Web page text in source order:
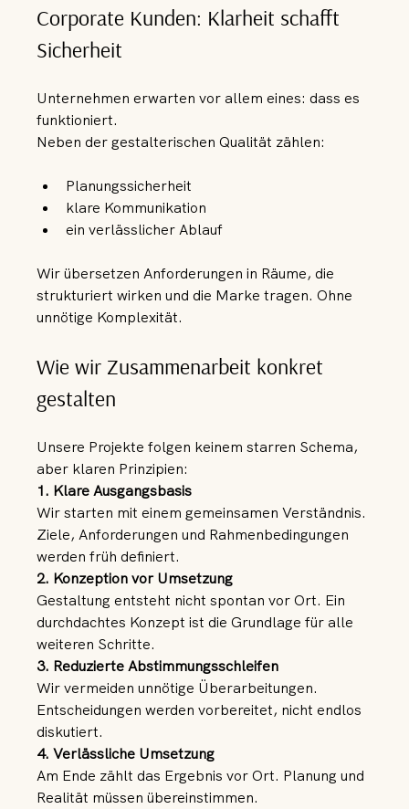
Corporate Kunden: Klarheit schafft
Sicherheit
Unternehmen erwarten vor allem eines: dass es
funktioniert.
Neben der gestalterischen Qualität zählen:
Planungssicherheit
klare Kommunikation
ein verlässlicher Ablauf
Wir übersetzen Anforderungen in Räume, die
strukturiert wirken und die Marke tragen. Ohne
unnötige Komplexität.
Wie wir Zusammenarbeit konkret
gestalten
Unsere Projekte folgen keinem starren Schema,
aber klaren Prinzipien:
1. Klare Ausgangsbasis
Wir starten mit einem gemeinsamen Verständnis.
Ziele, Anforderungen und Rahmenbedingungen
werden früh definiert.
2. Konzeption vor Umsetzung
Gestaltung entsteht nicht spontan vor Ort. Ein
durchdachtes Konzept ist die Grundlage für alle
weiteren Schritte.
3. Reduzierte Abstimmungsschleifen
Wir vermeiden unnötige Überarbeitungen.
Entscheidungen werden vorbereitet, nicht endlos
diskutiert.
4. Verlässliche Umsetzung
Am Ende zählt das Ergebnis vor Ort. Planung und
Realität müssen übereinstimmen.